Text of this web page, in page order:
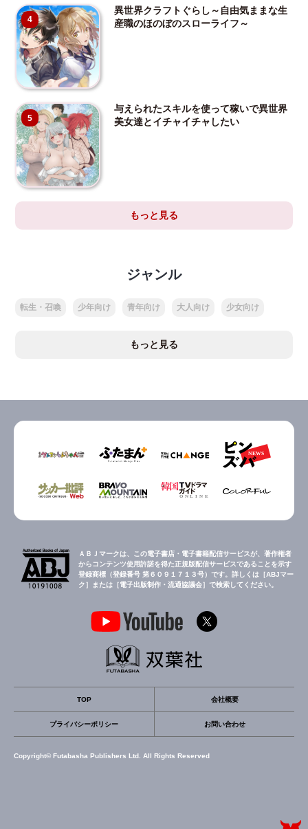
4
異世界クラフトぐらし～自由気ままな生
産職のほのぼのスローライフ～
5
与えられたスキルを使って稼いで異世界
美女達とイチャイチャしたい
もっと見る
ジャンル
転生・召喚 少年向け 青年向け 大人向け 少女向け
もっと見る
ＡＢＪマークは、この電子書店・電子書籍配信サービスが、著作権者
からコンテンツ使用許諾を得た正規版配信サービスであることを示す
登録商標（登録番号 第６０９１７１３号）です。詳しくは［ABJマー
ク］または［電子出版制作・流通協議会］で検索してください。
TOP 会社概要
プライバシーポリシー お問い合わせ
Copyright© Futabasha Publishers Ltd. All Rights Reserved